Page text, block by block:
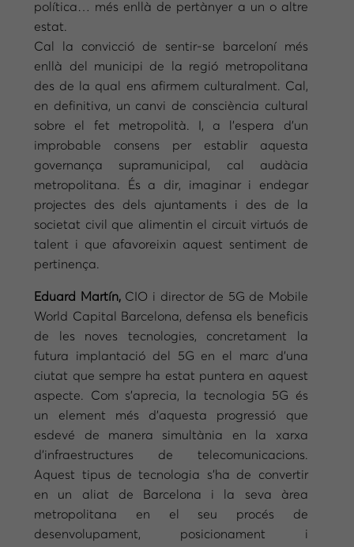
política… més enllà de pertànyer a un o altre
estat.
Cal la convicció de sentir-se barceloní més
enllà del municipi de la regió metropolitana
des de la qual ens afirmem culturalment. Cal,
en definitiva, un canvi de consciència cultural
sobre el fet metropolità. I, a l’espera d’un
improbable consens per establir aquesta
governança supramunicipal, cal audàcia
metropolitana. És a dir, imaginar i endegar
projectes des dels ajuntaments i des de la
societat civil que alimentin el circuit virtuós de
talent i que afavoreixin aquest sentiment de
pertinença.
Eduard Martín, CIO i director de 5G de Mobile
World Capital Barcelona, defensa els beneficis
de les noves tecnologies, concretament la
futura implantació del 5G en el marc d’una
ciutat que sempre ha estat puntera en aquest
aspecte. Com s’aprecia, la tecnologia 5G és
un element més d’aquesta progressió que
esdevé de manera simultània en la xarxa
d’infraestructures de telecomunicacions.
Aquest tipus de tecnologia s’ha de convertir
en un aliat de Barcelona i la seva àrea
metropolitana en el seu procés de
desenvolupament, posicionament i